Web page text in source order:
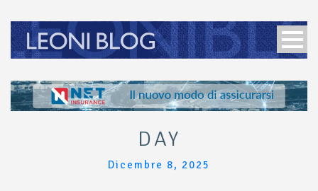
DAY
Dicembre 8, 2025